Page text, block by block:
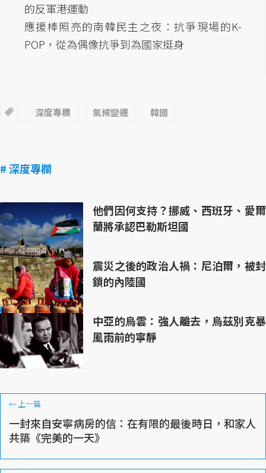
的反軍港運動
應援棒照亮的南韓民主之夜：抗爭現場的K-
POP，從為偶像抗爭到為國家挺身
深度專欄 氣候變遷 韓國
# 深度專欄
他們因何支持？挪威、西班牙、愛爾
蘭將承認巴勒斯坦國
震災之後的政治人禍：尼泊爾，被封
鎖的內陸國
中亞的烏雲：強人離去，烏茲別克暴
風雨前的寧靜
←上一篇
一封來自安寧病房的信：在有限的最後時日，和家人
共築《完美的一天》